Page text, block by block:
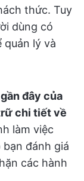
thức. Tuy
dùng có
lý và
đây của
chi tiết về
làm việc
đánh giá
các hành